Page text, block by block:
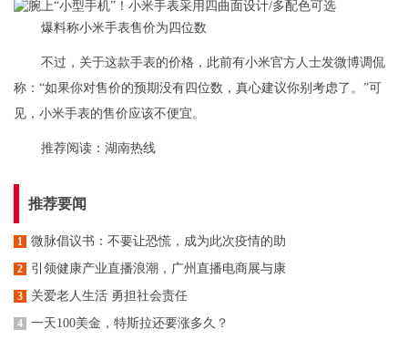
爆料称小米手表售价为四位数
不过，关于这款手表的价格，此前有小米官方人士发微博调侃
称：“如果你对售价的预期没有四位数，真心建议你别考虑了。”可
见，小米手表的售价应该不便宜。
推荐阅读： 湖南热线
推荐要闻
1 微脉倡议书：不要让恐慌，成为此次疫情的助
2 引领健康产业直播浪潮，广州直播电商展与康
3 关爱老人生活 勇担社会责任
4 一天100美金，特斯拉还要涨多久？